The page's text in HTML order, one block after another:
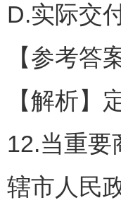
D.实际交
【参考答
【解析】
12.当重要
辖市人民